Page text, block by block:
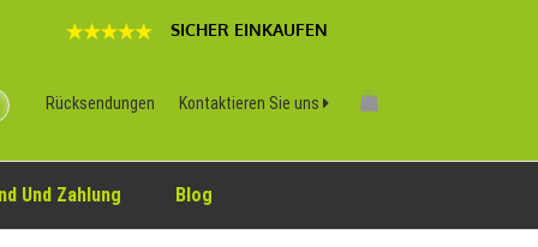
SICHER EINKAUFEN
Rücksendungen Kontaktieren Sie uns
Und Zahlung Blog